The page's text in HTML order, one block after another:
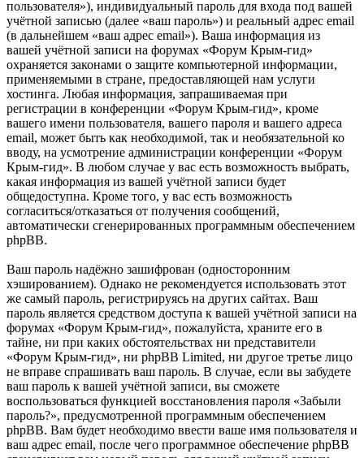
пользователя»), индивидуальный пароль для входа под вашей
учётной записью (далее «ваш пароль») и реальный адрес email
(в дальнейшем «ваш адрес email»). Ваша информация из
вашей учётной записи на форумах «Форум Крым-гид»
охраняется законами о защите компьютерной информации,
применяемыми в стране, предоставляющей нам услуги
хостинга. Любая информация, запрашиваемая при
регистрации в конференции «Форум Крым-гид», кроме
вашего имени пользователя, вашего пароля и вашего адреса
email, может быть как необходимой, так и необязательной ко
вводу, на усмотрение администрации конференции «Форум
Крым-гид». В любом случае у вас есть возможность выбрать,
какая информация из вашей учётной записи будет
общедоступна. Кроме того, у вас есть возможность
согласиться/отказаться от получения сообщений,
автоматически сгенерированных программным обеспечением
phpBB.
Ваш пароль надёжно зашифрован (односторонним
хэшированием). Однако не рекомендуется использовать этот
же самый пароль, регистрируясь на других сайтах. Ваш
пароль является средством доступа к вашей учётной записи на
форумах «Форум Крым-гид», пожалуйста, храните его в
тайне, ни при каких обстоятельствах ни представители
«Форум Крым-гид», ни phpBB Limited, ни другое третье лицо
не вправе спрашивать ваш пароль. В случае, если вы забудете
ваш пароль к вашей учётной записи, вы сможете
воспользоваться функцией восстановления пароля «Забыли
пароль?», предусмотренной программным обеспечением
phpBB. Вам будет необходимо ввести ваше имя пользователя и
ваш адрес email, после чего программное обеспечение phpBB